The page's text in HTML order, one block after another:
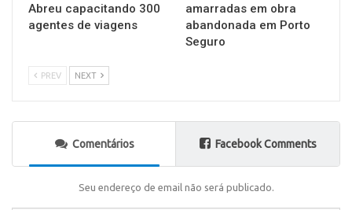
Abreu capacitando 300
agentes de viagens
amarradas em obra
abandonada em Porto
Seguro
PREV NEXT
Comentários Facebook Comments
Seu endereço de email não será publicado.